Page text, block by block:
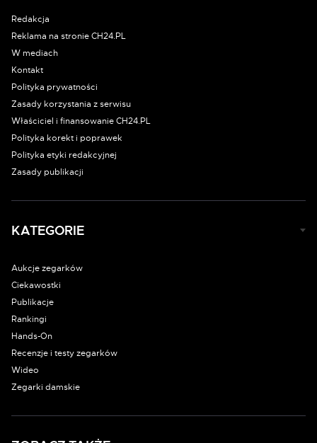
Redakcja
Reklama na stronie CH24.PL
W mediach
Kontakt
Polityka prywatności
Zasady korzystania z serwisu
Właściciel i finansowanie CH24.PL
Polityka korekt i poprawek
Polityka etyki redakcyjnej
Zasady publikacji
KATEGORIE
Aukcje zegarków
Ciekawostki
Publikacje
Rankingi
Hands-On
Recenzje i testy zegarków
Wideo
Zegarki damskie